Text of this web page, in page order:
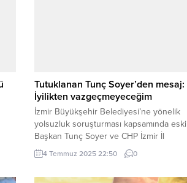
Tutuklanan Tunç Soyer’den mesaj:
İyilikten vazgeçmeyeceğim
İzmir Büyükşehir Belediyesi’ne yönelik
yolsuzluk soruşturması kapsamında eski
Başkan Tunç Soyer ve CHP İzmir İl
Başkanı Şenol Aslanoğlu’nun da
aralarında bulunduğu 36 kişi tutuklandı.
4 Temmuz 2025 22:50 0